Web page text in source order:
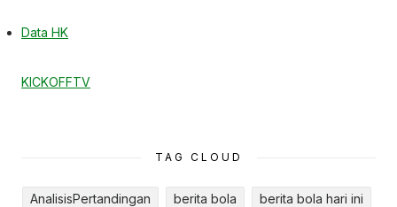
Data HK
KICKOFFTV
TAG CLOUD
AnalisisPertandingan berita bola berita bola hari ini